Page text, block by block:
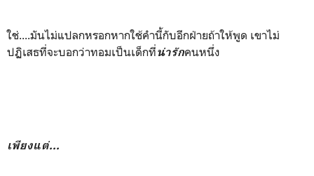
ใช่....มันไม่แปลกหรอกหากใช้คำนี้กับอีกฝ่ายถ้าให้พูด เขาไม่
ปฏิเสธที่จะบอกว่าทอมเป็นเด็กที่น่ารักคนหนึ่ง
เพียงแต่...